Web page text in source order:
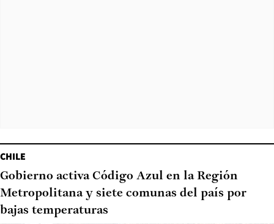
CHILE
Gobierno activa Código Azul en la Región
Metropolitana y siete comunas del país por
bajas temperaturas